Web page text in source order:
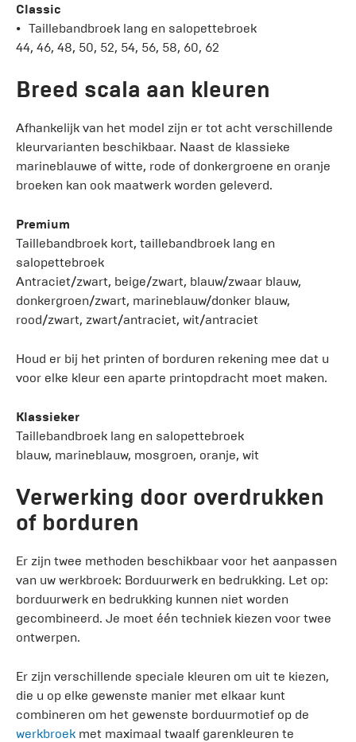
Classic
Taillebandbroek lang en salopettebroek
44, 46, 48, 50, 52, 54, 56, 58, 60, 62
Breed scala aan kleuren
Afhankelijk van het model zijn er tot acht verschillende
kleurvarianten beschikbaar. Naast de klassieke
marineblauwe of witte, rode of donkergroene en oranje
broeken kan ook maatwerk worden geleverd.
Premium
Taillebandbroek kort, taillebandbroek lang en
salopettebroek
Antraciet/zwart, beige/zwart, blauw/zwaar blauw,
donkergroen/zwart, marineblauw/donker blauw,
rood/zwart, zwart/antraciet, wit/antraciet
Houd er bij het printen of borduren rekening mee dat u
voor elke kleur een aparte printopdracht moet maken.
Klassieker
Taillebandbroek lang en salopettebroek
blauw, marineblauw, mosgroen, oranje, wit
Verwerking door overdrukken
of borduren
Er zijn twee methoden beschikbaar voor het aanpassen
van uw werkbroek: Borduurwerk en bedrukking. Let op:
borduurwerk en bedrukking kunnen niet worden
gecombineerd. Je moet één techniek kiezen voor twee
ontwerpen.
Er zijn verschillende speciale kleuren om uit te kiezen,
die u op elke gewenste manier met elkaar kunt
combineren om het gewenste borduurmotief op de
werkbroek met maximaal twaalf garenkleuren te